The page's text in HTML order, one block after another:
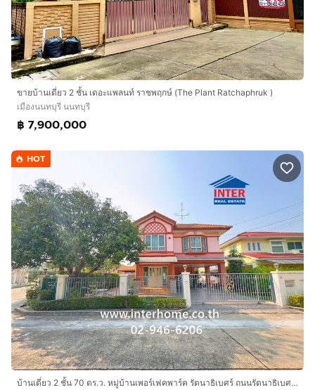
ขายบ้านเดี่ยว 2 ชั้น เดอะแพลนท์ ราชพฤกษ์ (The Plant Ratchaphruk )
เมืองนนทบุรี นนทบุรี
฿ 7,900,000
HOT
บ้านเดี่ยว 2 ชั้น 70 ตร.ว. หมู่บ้านเพอร์เฟคพาร์ค รัตนาธิเบศร์ ถนนรัตนาธิเบศร์ ถนนวัดไทรม้า-ท่าอิฐ เมืองนนทบุรี นนทบุรี